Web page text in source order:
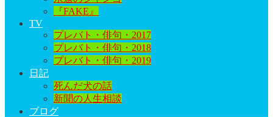
『FAKE』
TV
プレバト・俳句・2017
プレバト・俳句・2018
プレバト・俳句・2019
日記
死んだ犬の話
新聞の人生相談
ブログ